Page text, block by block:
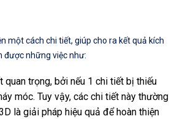
một cách chi tiết, giúp cho ra kết quả kích
được những việc như:
trọng, bởi nếu 1 chi tiết bị thiếu
móc. Tuy vậy, các chi tiết này thường
là giải pháp hiệu quả để hoàn thiện